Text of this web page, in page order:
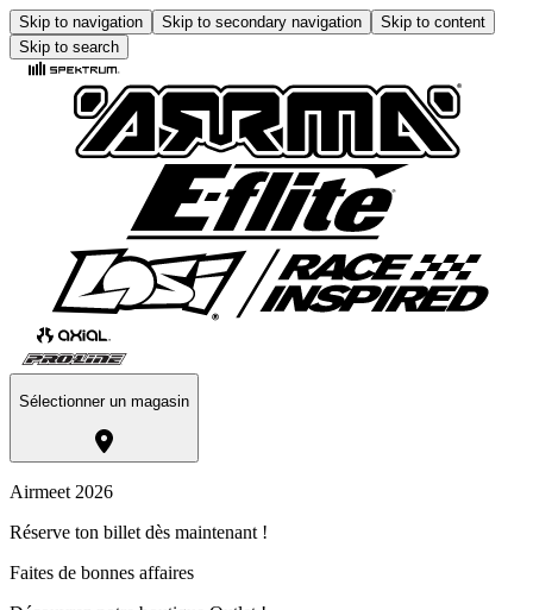
Skip to navigation Skip to secondary navigation
Skip to content
Skip to search
Sélectionner un magasin
Airmeet 2026
Réserve ton billet dès maintenant !
Faites de bonnes affaires